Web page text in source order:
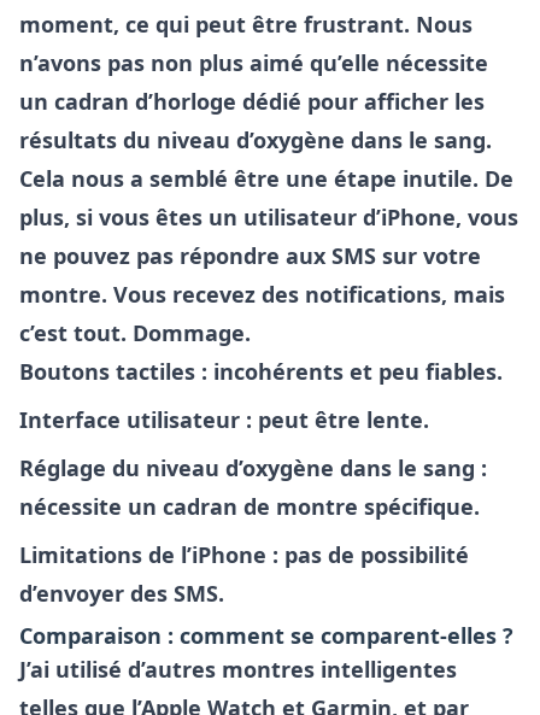
moment, ce qui peut être frustrant. Nous
n’avons pas non plus aimé qu’elle nécessite
un cadran d’horloge dédié pour afficher les
résultats du niveau d’oxygène dans le sang.
Cela nous a semblé être une étape inutile. De
plus, si vous êtes un utilisateur d’iPhone, vous
ne pouvez pas répondre aux SMS sur votre
montre. Vous recevez des notifications, mais
c’est tout. Dommage.
Boutons tactiles : incohérents et peu fiables.
Interface utilisateur : peut être lente.
Réglage du niveau d’oxygène dans le sang :
nécessite un cadran de montre spécifique.
Limitations de l’iPhone : pas de possibilité
d’envoyer des SMS.
Comparaison : comment se comparent-elles ?
J’ai utilisé d’autres montres intelligentes
telles que l’Apple Watch et Garmin, et par